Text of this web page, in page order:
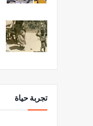
تجربة حياة